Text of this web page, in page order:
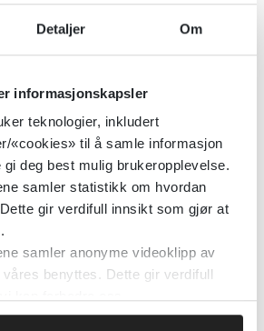
Detaljer Om
informasjonskapsler
teknologier, inkludert
«cookies» til å samle informasjon
deg best mulig brukeropplevelse.
samler statistikk om hvordan
gir verdifull innsikt som gjør at
samler anonyme videoklipp av
benyttes. Dette gir verdifull
ved
- behandlingsanbefaling ved
behandlingsanbefaling ved